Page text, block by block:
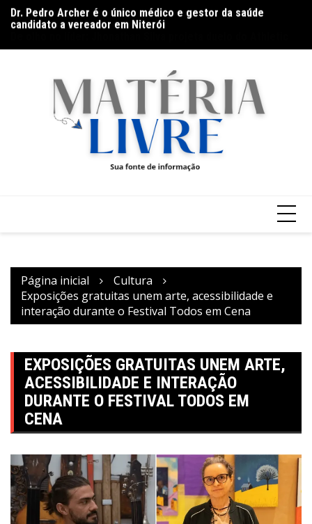
para
conteúdo
candidato a vereador em Niterói
De olho no líder: Jhonathan Silva projeta duelo do Athletic
contra o Criciúma
Página inicial
Cultura
Exposições gratuitas unem arte, acessibilidade e
interação durante o Festival Todos em Cena
EXPOSIÇÕES GRATUITAS UNEM ARTE,
ACESSIBILIDADE E INTERAÇÃO
DURANTE O FESTIVAL TODOS EM
CENA